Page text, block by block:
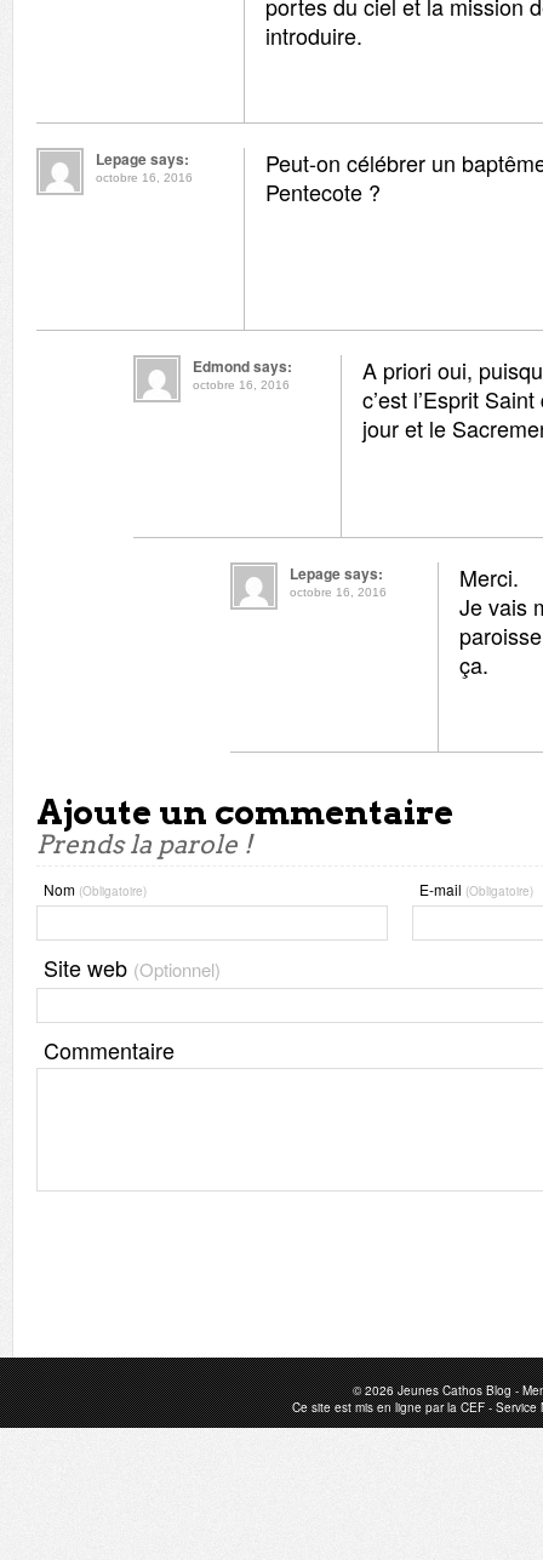
introduire.
Lepage says:
octobre 16, 2016
Peut-on célébrer un
Pentecote ?
Edmond says:
octobre 16, 2016
A priori oui,
c’est l’Esprit
jour et le
Lepage says:
octobre 16, 2016
Merci.
Je vais
ça.
Ajoute un commentaire
Prends la parole !
Nom (Obligatoire) E-mail (Obligatoire)
Site web (Optionnel)
Commentaire
© 2026Jeunes Cathos Blog-
Ce site est mis en ligne par laCEF-Service